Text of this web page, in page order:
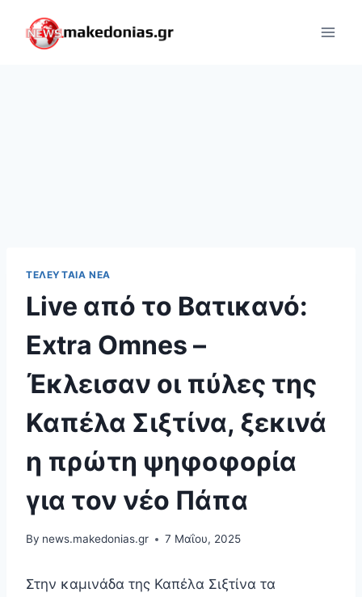
content
ΤΕΛΕΥΤΑΊΑ ΝΈΑ
Live από το Βατικανό:
Extra Omnes –
Έκλεισαν οι πύλες της
Καπέλα Σιξτίνα, ξεκινά
η πρώτη ψηφοφορία
για τον νέο Πάπα
By news.makedonias.gr 7 Μαΐου, 2025
Στην καμινάδα της Καπέλα Σιξτίνα τα